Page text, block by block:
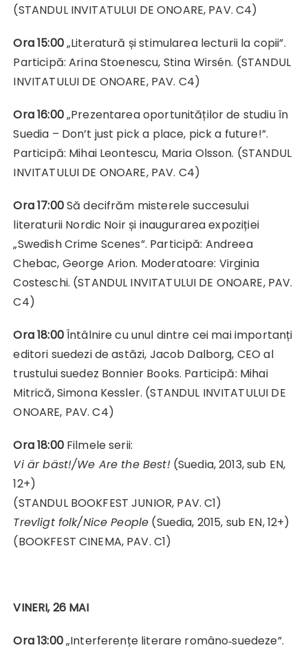
(STANDUL INVITATULUI DE ONOARE, PAV. C4)
Ora 15:00„Literatură și stimularea lecturii la copii”.
Participă: Arina Stoenescu, Stina Wirsén. (STANDUL
INVITATULUI DE ONOARE, PAV. C4)
Ora 16:00„Prezentarea oportunităților de studiu în
Suedia – Don’t just pick a place, pick a future!”.
Participă: Mihai Leontescu, Maria Olsson. (STANDUL
INVITATULUI DE ONOARE, PAV. C4)
Ora 17:00Să decifrăm misterele succesului
literaturii Nordic Noir și inaugurarea expoziției
„Swedish Crime Scenes”. Participă: Andreea
Chebac, George Arion. Moderatoare: Virginia
Costeschi. (STANDUL INVITATULUI DE ONOARE, PAV.
C4)
Ora 18:00Întâlnire cu unul dintre cei mai importanți
editori suedezi de astăzi, Jacob Dalborg, CEO al
trustului suedez Bonnier Books. Participă: Mihai
Mitrică, Simona Kessler. (STANDUL INVITATULUI DE
ONOARE, PAV. C4)
Ora 18:00Filmele serii:
Vi är bäst!/We Are the Best!(Suedia, 2013, sub EN,
12+)
(STANDUL BOOKFEST JUNIOR, PAV. C1)
Trevligt folk/Nice People (Suedia, 2015, sub EN, 12+)
(BOOKFEST CINEMA, PAV. C1)
VINERI, 26 MAI
Ora 13:00„Interferențe literare româno‑suedeze”.